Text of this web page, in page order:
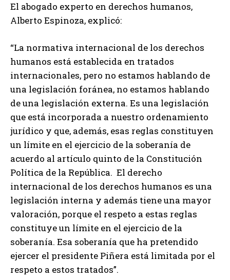
El abogado experto en derechos humanos,
Alberto Espinoza, explicó:
“La normativa internacional de los derechos
humanos está establecida en tratados
internacionales, pero no estamos hablando de
una legislación foránea, no estamos hablando
de una legislación externa. Es una legislación
que está incorporada a nuestro ordenamiento
jurídico y que, además, esas reglas constituyen
un límite en el ejercicio de la soberanía de
acuerdo al artículo quinto de la Constitución
Política de la República. El derecho
internacional de los derechos humanos es una
legislación interna y además tiene una mayor
valoración, porque el respeto a estas reglas
constituye un límite en el ejercicio de la
soberanía. Esa soberanía que ha pretendido
ejercer el presidente Piñera está limitada por el
respeto a estos tratados”.